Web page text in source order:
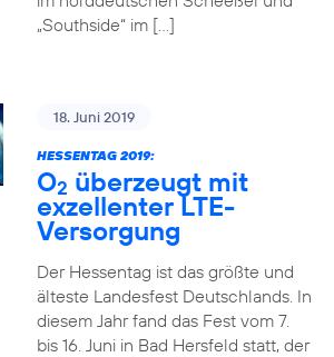
„Southside“ im […]
18. Juni 2019
HESSENTAG 2019:
O2 überzeugt mit
exzellenter LTE-
Versorgung
Der Hessentag ist das größte und
älteste Landesfest Deutschlands. In
diesem Jahr fand das Fest vom 7.
bis 16. Juni in Bad Hersfeld statt, der